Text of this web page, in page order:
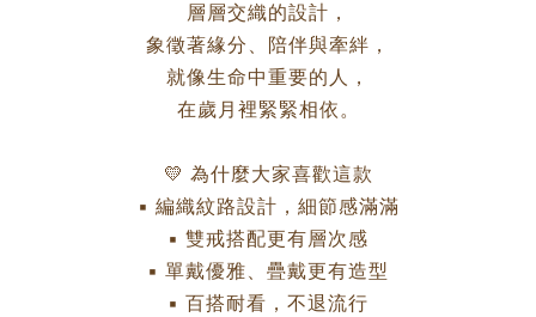
層層交織的設計，
象徵著緣分、陪伴與牽絆，
就像生命中重要的人，
在歲月裡緊緊相依。
💛 為什麼大家喜歡這款
▪ 編織紋路設計，細節感滿滿
▪ 雙戒搭配更有層次感
▪ 單戴優雅、疊戴更有造型
▪ 百搭耐看，不退流行